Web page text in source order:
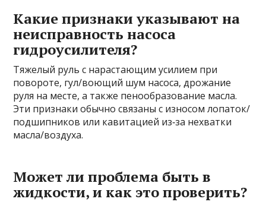
Какие признаки указывают на
неисправность насоса
гидроусилителя?
Тяжелый руль с нарастающим усилием при
повороте, гул/воющий шум насоса, дрожание
руля на месте, а также пенообразование масла.
Эти признаки обычно связаны с износом лопаток/
подшипников или кавитацией из‑за нехватки
масла/воздуха.
Может ли проблема быть в
жидкости, и как это проверить?